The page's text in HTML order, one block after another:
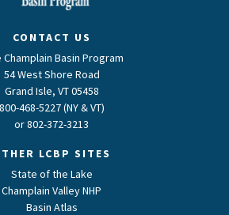
CONTACT US
Champlain Basin Program
54 West Shore Road
Grand Isle, VT 05458
800-468-5227 (NY & VT)
or802-372-3213
LCBP SITES
State of the Lake
Champlain Valley NHP
Basin Atlas